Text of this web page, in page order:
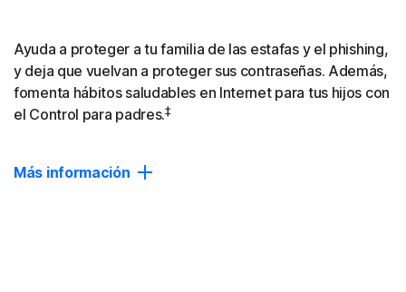
Ayuda a proteger a tu familia de las estafas y el phishing,
y deja que vuelvan a proteger sus contraseñas. Además,
fomenta hábitos saludables en Internet para tus hijos con
el Control para padres.‡
Más información